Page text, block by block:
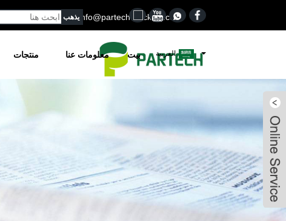
Info@partech-packing.com
العربية بيت معلومات عنا منتجات
Jason
Jason